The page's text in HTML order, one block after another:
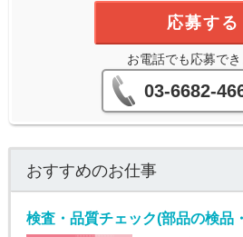
応募する
お電話でも応募でき
03-6682-
おすすめのお仕事